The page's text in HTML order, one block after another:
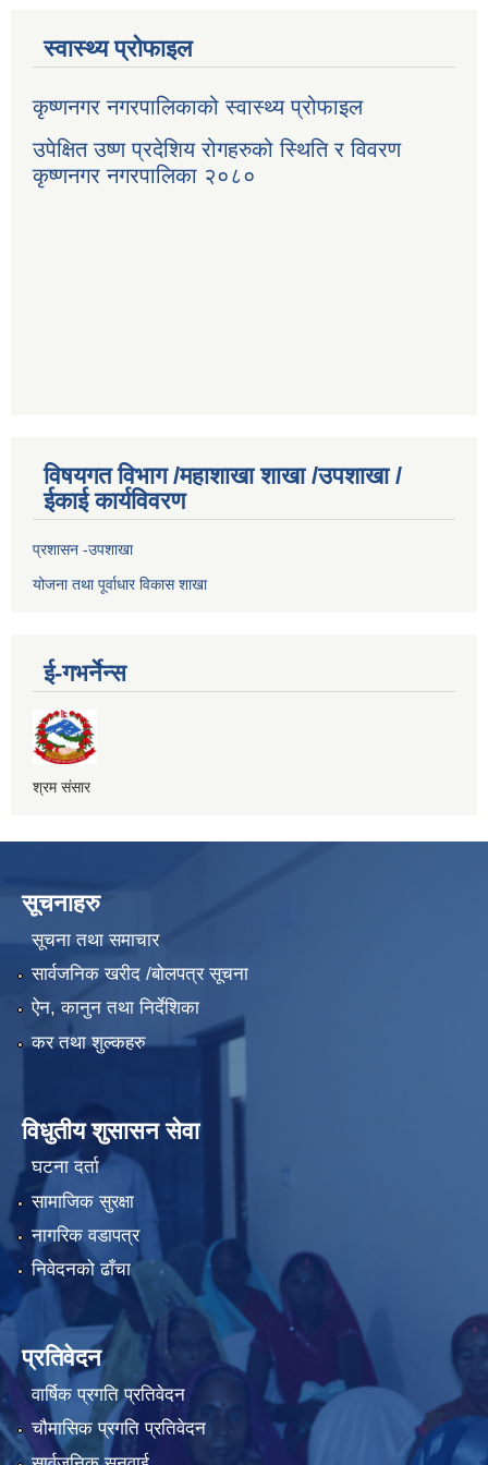
स्वास्थ्य प्रोफाइल
कृष्णनगर नगरपालिकाको स्वास्थ्य प्रोफाइल
उपेक्षित उष्ण प्रदेशिय रोगहरुको स्थिति र विवरण
कृष्णनगर नगरपालिका २०८०
विषयगत विभाग /महाशाखा शाखा /उपशाखा /
ईकाई कार्यविवरण
प्रशासन -उपशाखा
योजना तथा पूर्वाधार विकास शाखा
ई-गभर्नेन्स
श्रम संसार
सूचनाहरु
सूचना तथा समाचार
सार्वजनिक खरीद /बोलपत्र सूचना
ऐन, कानुन तथा निर्देशिका
कर तथा शुल्कहरु
विधुतीय शुसासन सेवा
घटना दर्ता
सामाजिक सुरक्षा
नागरिक वडापत्र
निवेदनको ढाँचा
प्रतिवेदन
वार्षिक प्रगति प्रतिवेदन
चौमासिक प्रगति प्रतिवेदन